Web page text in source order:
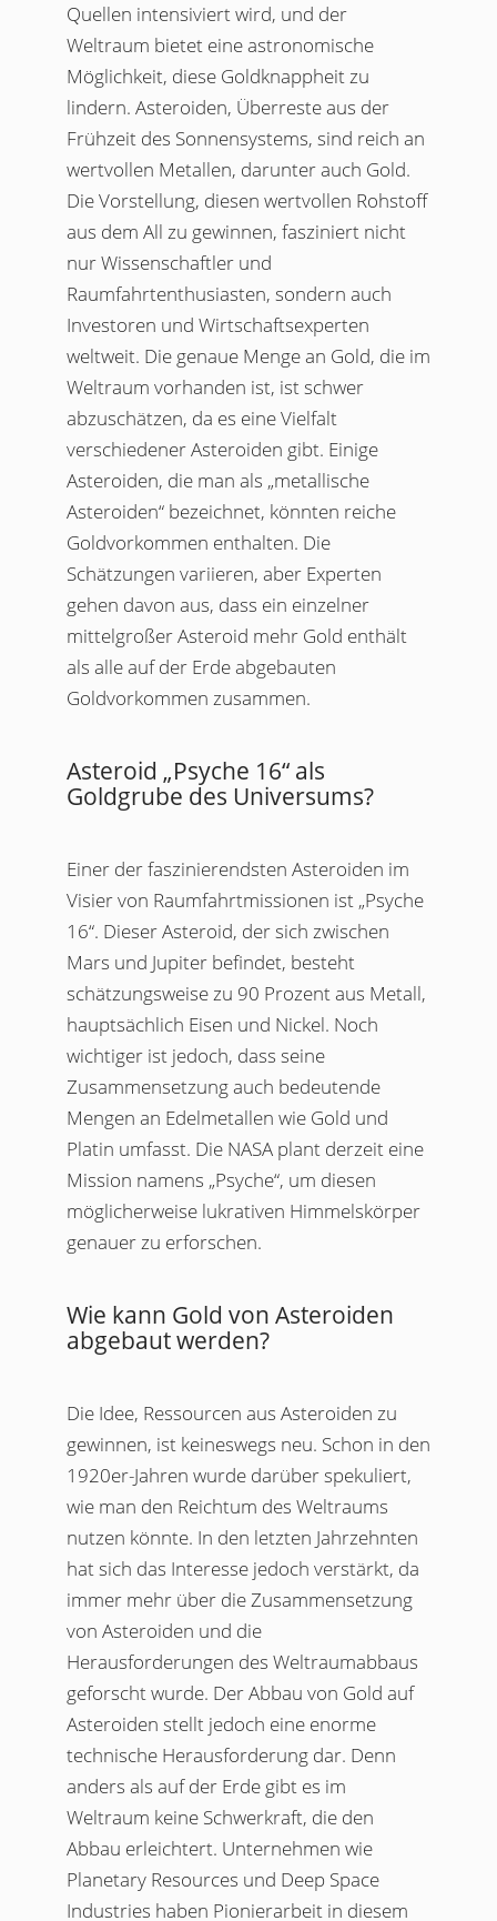
Quellen intensiviert wird, und der
Weltraum bietet eine astronomische
Möglichkeit, diese Goldknappheit zu
lindern. Asteroiden, Überreste aus der
Frühzeit des Sonnensystems, sind reich an
wertvollen Metallen, darunter auch Gold.
Die Vorstellung, diesen wertvollen Rohstoff
aus dem All zu gewinnen, fasziniert nicht
nur Wissenschaftler und
Raumfahrtenthusiasten, sondern auch
Investoren und Wirtschafts­experten
weltweit. Die genaue Menge an Gold, die im
Weltraum vorhanden ist, ist schwer
abzuschätzen, da es eine Vielfalt
verschiedener Asteroiden gibt. Einige
Asteroiden, die man als „metallische
Asteroiden“ bezeichnet, könnten reiche
Goldvorkommen enthalten. Die
Schätzungen variieren, aber Experten
gehen davon aus, dass ein einzelner
mittelgroßer Asteroid mehr Gold enthält
als alle auf der Erde abgebauten
Goldvorkommen zusammen.
Asteroid „Psyche 16“ als
Goldgrube des Universums?
Einer der faszinierendsten Asteroiden im
Visier von Raumfahrtmissionen ist „Psyche
16“. Dieser Asteroid, der sich zwischen
Mars und Jupiter befindet, besteht
schätzungsweise zu 90 Prozent aus Metall,
hauptsächlich Eisen und Nickel. Noch
wichtiger ist jedoch, dass seine
Zusammensetzung auch bedeutende
Mengen an Edelmetallen wie Gold und
Platin umfasst. Die NASA plant derzeit eine
Mission namens „Psyche“, um diesen
möglicherweise lukrativen Himmelskörper
genauer zu erforschen.
Wie kann Gold von Asteroiden
abgebaut werden?
Die Idee, Ressourcen aus Asteroiden zu
gewinnen, ist keineswegs neu. Schon in den
1920er-Jahren wurde darüber spekuliert,
wie man den Reichtum des Weltraums
nutzen könnte. In den letzten Jahrzehnten
hat sich das Interesse jedoch verstärkt, da
immer mehr über die Zusammensetzung
von Asteroiden und die
Herausforderungen des Weltraumabbaus
geforscht wurde. Der Abbau von Gold auf
Asteroiden stellt jedoch eine enorme
technische Herausforderung dar. Denn
anders als auf der Erde gibt es im
Weltraum keine Schwerkraft, die den
Abbau erleichtert. Unternehmen wie
Planetary Resources und Deep Space
Industries haben Pionierarbeit in diesem